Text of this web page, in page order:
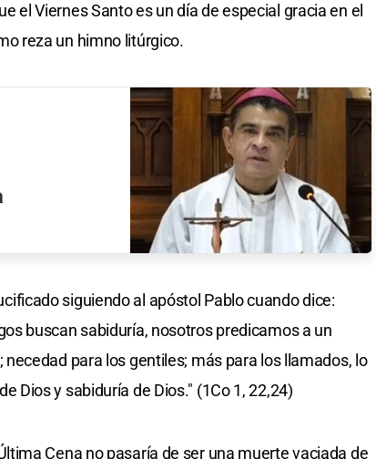
el Viernes Santo es un día de especial gracia en el
reza un himno litúrgico.
siguiendo al apóstol Pablo cuando dice:
buscan sabiduría, nosotros predicamos a un
para los gentiles; más para los llamados, lo
Dios y sabiduría de Dios." (1Co 1, 22,24)
Cena no pasaría de ser una muerte vaciada de